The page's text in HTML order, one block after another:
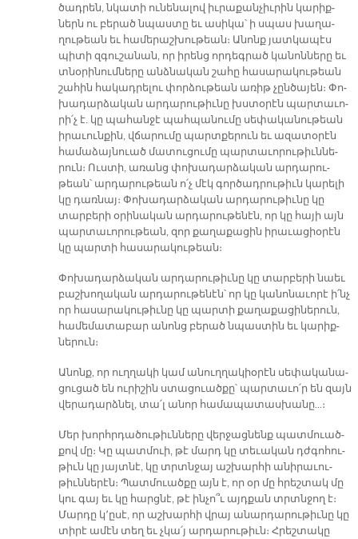
ծադ­րեն, նկա­տի ու­նե­նա­լով իւ­րա­քան­չիւ­րին կա­րիք­
ներն ու բե­րած նպաս­տը եւ ա­սի­կա՝ ի սպաս խա­ղա­
ղու­թեան եւ հա­մե­րաշ­խու­թեան։ Ա­նոնք յատ­կա­պէս
պի­տի զգու­շա­նան, որ ի­րենց որ­դեգ­րած կա­նոն­նե­րը եւ
տնօ­րի­նում­նե­րը անձ­նա­կան շա­հը հա­սա­րա­կու­թեան
շա­հին հա­կադ­րե­լու փոր­ձու­թեան ա­ռիթ չըն­ծա­յեն։ Փո­
խա­դար­ձա­կան ար­դա­րու­թիւ­նը խստօ­րէն պար­տա­ւո­
րի՛չ է. կը պա­հան­ջէ պահ­պա­նու­մը սե­փա­կա­նու­թեան
ի­րա­ւուն­քին, վճա­րու­մը պարտ­քե­րուն եւ ա­զա­տօ­րէն
հա­մա­ձայ­նուած մա­տու­ցու­մը պար­տա­ւո­րու­թիւն­նե­
րուն։ Ուս­տի, ա­ռանց փո­խա­դար­ձա­կան ար­դա­րու­
թեան՝ ար­դա­րու­թեան ո՛չ մէկ գոր­ծադ­րու­թիւն կա­րե­լի
կը դառ­նայ։ Փո­խա­դար­ձա­կան ար­դա­րու­թիւ­նը կը
տար­բե­րի օ­րի­նա­կան ար­դա­րու­թե­նէն, որ կը հա­յի այն
պար­տա­ւո­րու­թեան, զոր քա­ղա­քա­ցին ի­րա­ւա­ցիօ­րէն
կը պար­տի հա­սա­րա­կու­թեան։
Փո­խա­դար­ձա­կան ար­դա­րու­թիւ­նը կը տար­բե­րի նաեւ
բաշ­խո­ղա­կան ար­դա­րու­թե­նէն՝ որ կը կա­նո­նա­ւո­րէ ի՛նչ
որ հա­սա­րա­կու­թիւ­նը կը պար­տի քա­ղա­քա­ցի­նե­րուն,
հա­մե­մա­տա­բար ա­նոնց բե­րած նպաս­տին եւ կա­րիք­
նե­րուն։
Ա­նոնք, որ ուղ­ղա­կի կամ ա­նուղ­ղա­կիօ­րէն սե­փա­կա­նա­
ցու­ցած են ու­րի­շին ստա­ցուած­քը՝ պար­տա­ւո՛ր են զայն
վե­րա­դարձ­նել, տա՛լ ա­նոր համա­պա­տաս­խա­նը…։
Մեր խորհր­դա­ծու­թիւն­նե­րը վեր­ջաց­նենք պատ­մուած­
քով մը։ Կը պատ­մուի, թէ մարդ կը տե­ւա­կան դժգո­հու­
թիւն կը յայտ­նէ, կը տրտնջայ աշ­խար­հի ա­նի­րա­ւու­
թիւն­նե­րէն։ Պատ­մուած­քը այն է, որ օր մը հրեշ­տակ մը
կու գայ եւ կը հարց­նէ, թէ ին­չո՞ւ այդ­քան տրտնջող է։
Մար­դը կ՚ը­սէ, որ աշ­խար­հի վրայ ա­նար­դա­րու­թիւ­նը կը
տի­րէ ա­մէն տեղ եւ չկա՛յ ար­դա­րու­թիւն։ Հրեշ­տա­կը